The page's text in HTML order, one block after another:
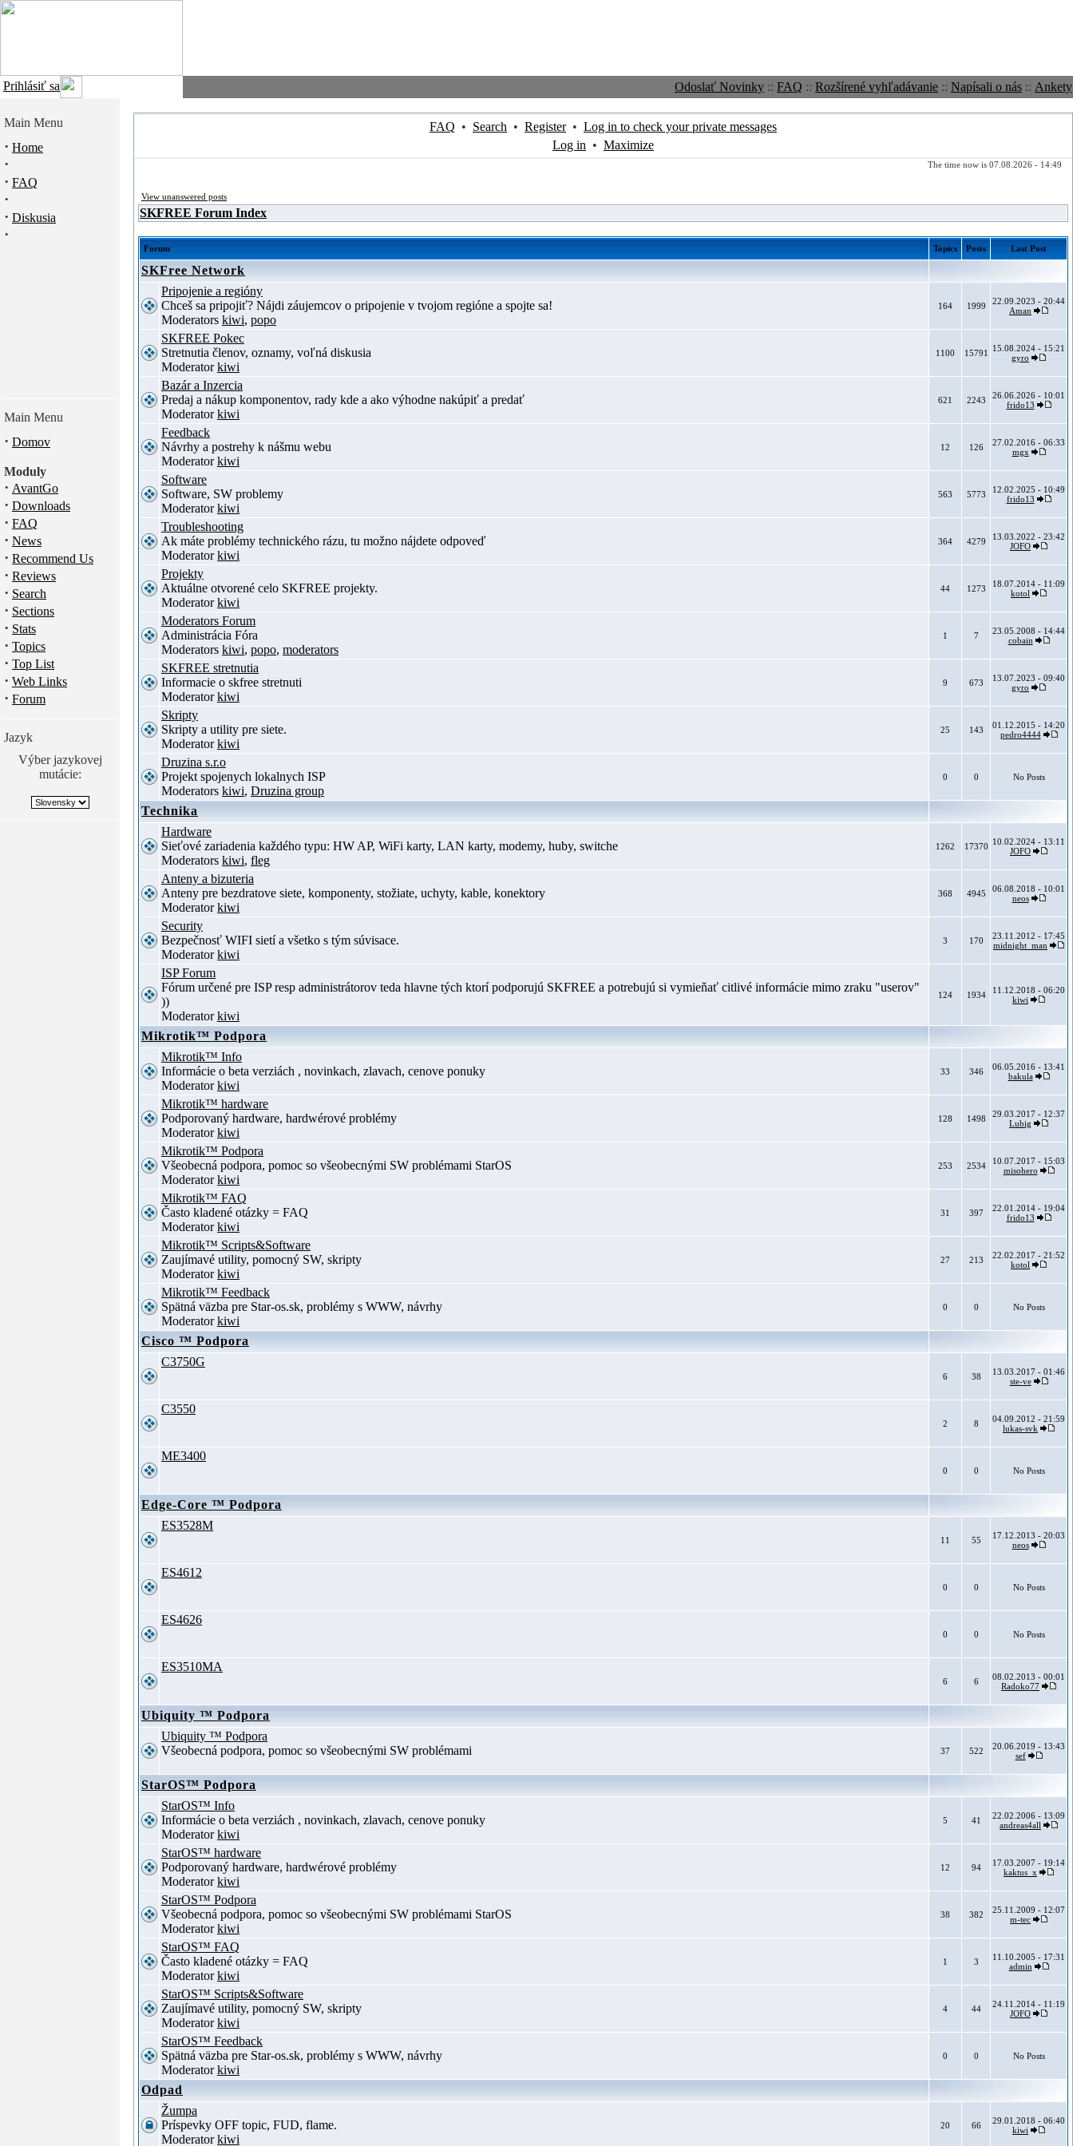
Prihlásiť sa Odoslať Novinky :: FAQ :: Rozšírené vyhľadávanie :: Napísali o nás :: Ankety
Main Menu
· Home
·
· FAQ
·
· Diskusia
·
Main Menu
· Domov
Moduly
· AvantGo
· Downloads
· FAQ
· News
· Recommend Us
· Reviews
· Search
· Sections
· Stats
· Topics
· Top List
· Web Links
· Forum
Jazyk
Výber jazykovej
mutácie:
FAQ • Search • Register• Log in to check your private messages
Log in • Maximize
The time now is 07.08.2026 - 14:49
View unanswered posts
SKFREE Forum Index
Forum Topics Posts Last Post
SKFree Network
Pripojenie a regióny
Chceš sa pripojiť? Nájdi záujemcov o pripojenie v tvojom regióne a spojte sa!
Moderators kiwi, popo
164 1999
22.09.2023 - 20:44
Aman
SKFREE Pokec
Stretnutia členov, oznamy, voľná diskusia
Moderatorkiwi
1100 15791
15.08.2024 - 15:21
gyro
Bazár a Inzercia
Predaj a nákup komponentov, rady kde a ako výhodne nakúpiť a predať
Moderatorkiwi
621 2243
26.06.2026 - 10:01
frido13
Feedback
Návrhy a postrehy k nášmu webu
Moderatorkiwi
12 126
27.02.2016 - 06:33
mgx
Software
Software, SW problemy
Moderatorkiwi
563 5773
12.02.2025 - 10:49
frido13
Troubleshooting
Ak máte problémy technického rázu, tu možno nájdete odpoveď
Moderatorkiwi
364 4279
13.03.2022 - 23:42
JOFO
Projekty
Aktuálne otvorené celo SKFREE projekty.
Moderatorkiwi
44 1273
18.07.2014 - 11:09
kotol
Moderators Forum
Administrácia Fóra
Moderators kiwi, popo, moderators
1 7
23.05.2008 - 14:44
cobain
SKFREE stretnutia
Informacie o skfree stretnuti
Moderatorkiwi
9 673
13.07.2023 - 09:40
gyro
Skripty
Skripty a utility pre siete.
Moderatorkiwi
25 143
01.12.2015 - 14:20
pedro4444
Druzina s.r.o
Projekt spojenych lokalnych ISP
Moderators kiwi, Druzina group
0 0 No Posts
Technika
Hardware
Sieťové zariadenia každého typu: HW AP, WiFi karty, LAN karty, modemy, huby, switche
Moderators kiwi, fleg
1262 17370 10.02.2024 - 13:11
JOFO
Anteny a bizuteria
Anteny pre bezdratove siete, komponenty, stožiate, uchyty, kable, konektory
Moderatorkiwi
368 4945
06.08.2018 - 10:01
neos
Security
Bezpečnosť WIFI sietí a všetko s tým súvisace.
Moderatorkiwi
3 170
23.11.2012 - 17:45
midnight_man
ISP Forum
Fórum určené pre ISP resp administrátorov teda hlavne tých ktorí podporujú SKFREE a potrebujú si vymieňať citlivé informácie mimo zraku "userov"
))
Moderatorkiwi
124 1934
11.12.2018 - 06:20
kiwi
Mikrotik™ Podpora
Mikrotik™ Info
Informácie o beta verziách , novinkach, zlavach, cenove ponuky
Moderatorkiwi
33 346
06.05.2016 - 13:41
bakula
Mikrotik™ hardware
Podporovaný hardware, hardwérové problémy
Moderatorkiwi
128 1498
29.03.2017 - 12:37
Lubig
Mikrotik™ Podpora
Všeobecná podpora, pomoc so všeobecnými SW problémami StarOS
Moderatorkiwi
253 2534
10.07.2017 - 15:03
misohero
Mikrotik™ FAQ
Často kladené otázky = FAQ
Moderatorkiwi
31 397
22.01.2014 - 19:04
frido13
Mikrotik™ Scripts&Software
Zaujímavé utility, pomocný SW, skripty
Moderatorkiwi
27 213
22.02.2017 - 21:52
kotol
Mikrotik™ Feedback
Spätná väzba pre Star-os.sk, problémy s WWW, návrhy
Moderatorkiwi
0 0 No Posts
Cisco ™ Podpora
C3750G
6 38
13.03.2017 - 01:46
ste-ve
C3550
2 8
04.09.2012 - 21:59
lukas-svk
ME3400
0 0 No Posts
Edge-Core ™ Podpora
ES3528M
11 55
17.12.2013 - 20:03
neos
ES4612
0 0 No Posts
ES4626
0 0 No Posts
ES3510MA
6 6
08.02.2013 - 00:01
Radoko77
Ubiquity ™ Podpora
Ubiquity ™ Podpora
Všeobecná podpora, pomoc so všeobecnými SW problémami
37 522
20.06.2019 - 13:43
sef
StarOS™ Podpora
StarOS™ Info
Informácie o beta verziách , novinkach, zlavach, cenove ponuky
Moderatorkiwi
5 41
22.02.2006 - 13:09
andreas4all
StarOS™ hardware
Podporovaný hardware, hardwérové problémy
Moderatorkiwi
12 94
17.03.2007 - 19:14
kaktus_x
StarOS™ Podpora
Všeobecná podpora, pomoc so všeobecnými SW problémami StarOS
Moderatorkiwi
38 382
25.11.2009 - 12:07
m-tec
StarOS™ FAQ
Často kladené otázky = FAQ
Moderatorkiwi
1 3
11.10.2005 - 17:31
admin
StarOS™ Scripts&Software
Zaujímavé utility, pomocný SW, skripty
Moderatorkiwi
4 44
24.11.2014 - 11:19
JOFO
StarOS™ Feedback
Spätná väzba pre Star-os.sk, problémy s WWW, návrhy
Moderatorkiwi
0 0 No Posts
Odpad
Žumpa
Príspevky OFF topic, FUD, flame.
Moderatorkiwi
20 66
29.01.2018 - 06:40
kiwi